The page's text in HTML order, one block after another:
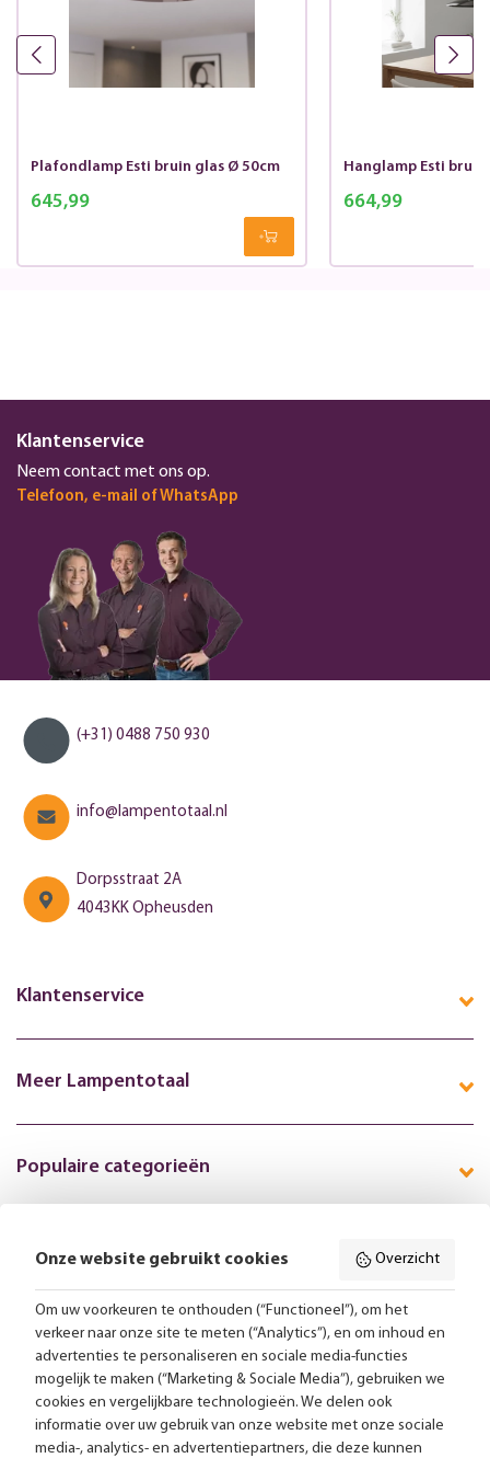
Plafondlamp Esti bruin glas Ø 50cm
645,99
Hanglamp Esti bruin
664,99
Klantenservice
Neem contact met ons op.
Telefoon, e-mail of WhatsApp
(+31) 0488 750 930
info@lampentotaal.nl
Dorpsstraat 2A
4043KK Opheusden
Klantenservice
Meer Lampentotaal
Populaire categorieën
Volg ons online:
Gratis bezorging vanaf 99,-
Advies op maat
Meer dan 25.000 lampen op voorraad
Onze website gebruikt cookies Overzicht
Om uw voorkeuren te onthouden (“Functioneel”), om het
verkeer naar onze site te meten (“Analytics”), en om inhoud en
advertenties te personaliseren en sociale media-functies
mogelijk te maken (“Marketing & Sociale Media”), gebruiken we
cookies en vergelijkbare technologieën. We delen ook
informatie over uw gebruik van onze website met onze sociale
media-, analytics- en advertentiepartners, die deze kunnen